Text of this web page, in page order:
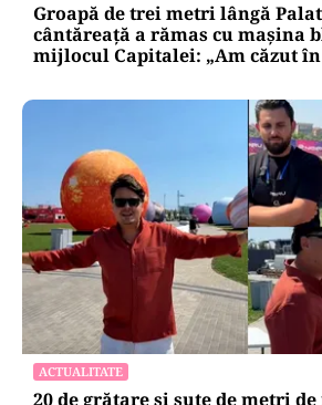
Groapă de trei metri lângă
cântăreață a rămas cu mașina
mijlocul Capitalei: „Am căzut în
ACTUALITATE
20 de grătare și sute de metri de